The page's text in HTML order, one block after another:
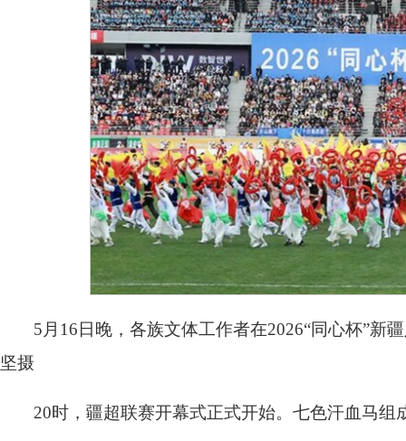
5月16日晚，各族文体工作者在2026“同心杯”新
坚摄
20时，疆超联赛开幕式正式开始。七色汗血马